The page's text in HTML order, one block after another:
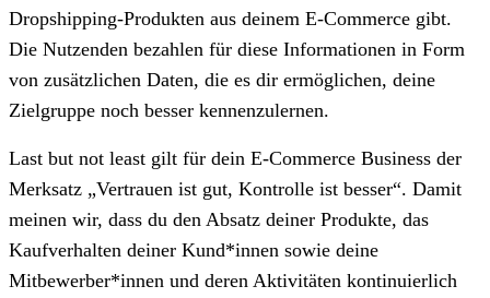
Dropshipping-Produkten aus deinem E-Commerce gibt.
Die Nutzenden bezahlen für diese Informationen in Form
von zusätzlichen Daten, die es dir ermöglichen, deine
Zielgruppe noch besser kennenzulernen.
Last but not least gilt für dein E-Commerce Business der
Merksatz „Vertrauen ist gut, Kontrolle ist besser“. Damit
meinen wir, dass du den Absatz deiner Produkte, das
Kaufverhalten deiner Kund*innen sowie deine
Mitbewerber*innen und deren Aktivitäten kontinuierlich